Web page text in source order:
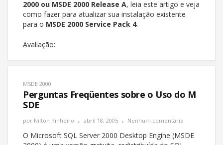
2000 ou MSDE 2000 Release A, leia este artigo e veja
como fazer para atualizar sua instalação existente
para o MSDE 2000 Service Pack 4.
Avaliação:
MSDE 2000
Perguntas Freqüentes sobre o Uso do M
SDE
por Nilton Pinheiro abril 18, 2005 Nenhum comentário
O Microsoft SQL Server 2000 Desktop Engine (MSDE